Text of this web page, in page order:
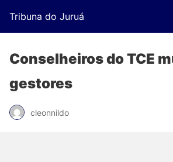
Tribuna do Juruá
Conselheiros do TCE
gestores
cleonnildo